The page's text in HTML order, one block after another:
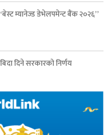
म्यानेज्ड डेभेलपमेन्ट बैंक २०२६”
दिने सरकारको निर्णय